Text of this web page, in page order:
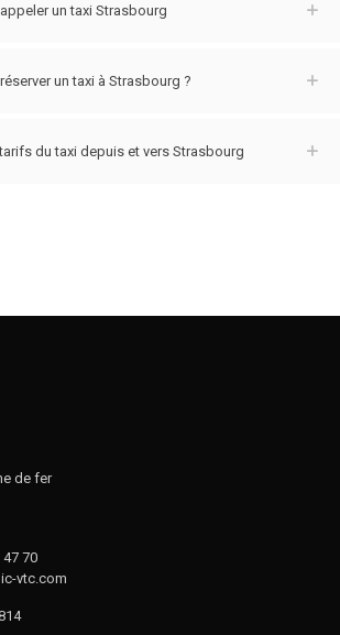
un taxi Strasbourg
un taxi à Strasbourg ?
du taxi depuis et vers Strasbourg
de fer
47 70
vtc.com